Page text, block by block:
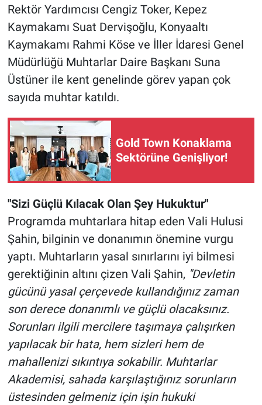
Rektör Yardımcısı Cengiz Toker, Kepez
Kaymakamı Suat Dervişoğlu, Konyaaltı
Kaymakamı Rahmi Köse ve İller İdaresi Genel
Müdürlüğü Muhtarlar Daire Başkanı Suna
Üstüner ile kent genelinde görev yapan çok
sayıda muhtar katıldı.
Gold Town Konaklama
Sektörüne Genişliyor!
"Sizi Güçlü Kılacak Olan Şey Hukuktur"
Programda muhtarlara hitap eden Vali Hulusi
Şahin, bilginin ve donanımın önemine vurgu
yaptı. Muhtarların yasal sınırlarını iyi bilmesi
gerektiğinin altını çizen Vali Şahin, "Devletin
gücünü yasal çerçevede kullandığınız zaman
son derece donanımlı ve güçlü olacaksınız.
Sorunları ilgili mercilere taşımaya çalışırken
yapılacak bir hata, hem sizleri hem de
mahallenizi sıkıntıya sokabilir. Muhtarlar
Akademisi, sahada karşılaştığınız sorunların
üstesinden gelmeniz için işin hukuki